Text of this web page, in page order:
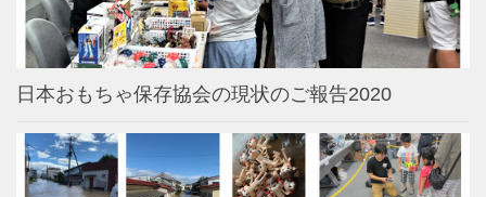
日本おもちゃ保存協会の現状のご報告2020